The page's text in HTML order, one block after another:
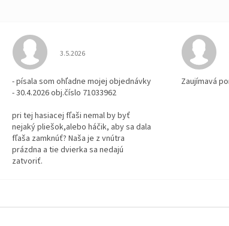
Hodnotenie obchodu je 3 z 5 hviezdičiek.
3.5.2026
- písala som ohľadne mojej objednávky
- 30.4.2026 obj.číslo 71033962
pri tej hasiacej fľaši nemal by byť
nejaký pliešok,alebo háčik, aby sa dala
fľaša zamknúť? Naša je z vnútra
prázdna a tie dvierka sa nedajú
zatvoriť.
Zaujímavá